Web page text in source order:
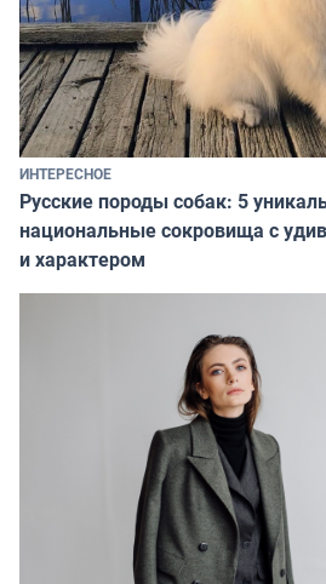
ИНТЕРЕСНОЕ
Русские породы собак: 5
национальные сокровища с
и характером